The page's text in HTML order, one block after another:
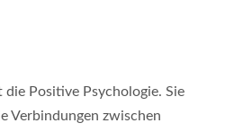
die Positive Psychologie. Sie
Verbindungen zwischen